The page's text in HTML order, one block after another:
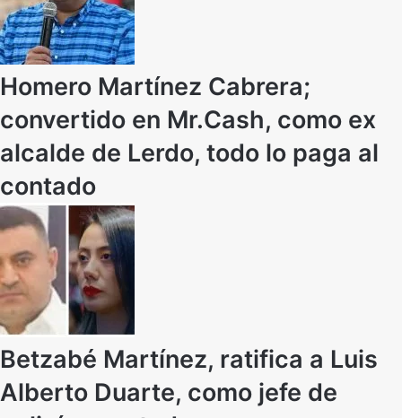
Homero Martínez Cabrera;
convertido en Mr.Cash, como ex
alcalde de Lerdo, todo lo paga al
contado
Betzabé Martínez, ratifica a Luis
Alberto Duarte, como jefe de